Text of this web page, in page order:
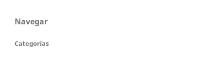
Navegar
Categorías